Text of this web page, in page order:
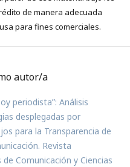
de manera adecuada
para fines comerciales.
autor/a
periodista”: Análisis
desplegadas por
para la Transparencia de
Revista
Comunicación y Ciencias